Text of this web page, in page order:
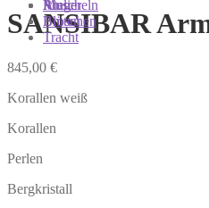
SANSIBAR
845,00 €
Korallen weiß
Korallen
Perlen
Bergkristall
Ringe
Broschen
Muscheln
Blüten
Tracht
Atelier